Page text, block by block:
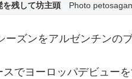
を残して坊主頭Photo petosagan
ーズンをアルゼンチンの
でヨーロッパデビュー